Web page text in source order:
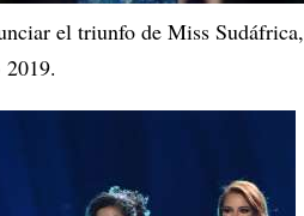
el triunfo de Miss Sudáfrica,